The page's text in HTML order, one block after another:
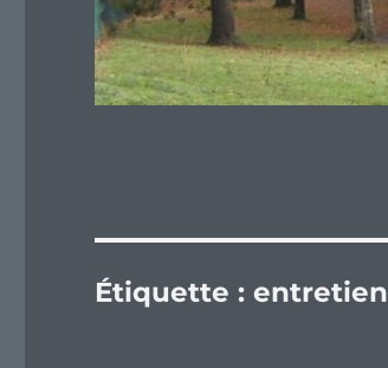
Étiquette :entretien